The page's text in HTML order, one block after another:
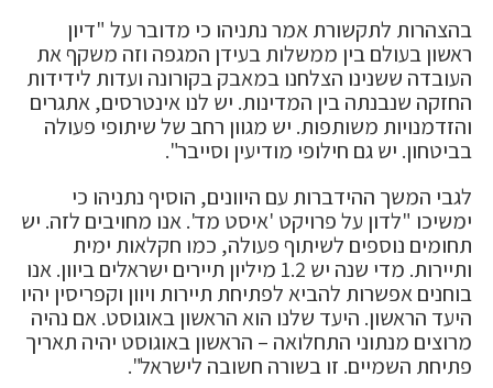
בהצהרות לתקשורת אמר נתניהו כי מדובר על "דיון
ראשון בעולם בין ממשלות בעידן המגפה וזה משקף את
העובדה ששנינו הצלחנו במאבק בקורונה ועדות לידידות
החזקה שנבנתה בין המדינות. יש לנו אינטרסים, אתגרים
והזדמנויות משותפות. יש מגוון רחב של שיתופי פעולה
בביטחון. יש גם חילופי מודיעין וסייבר".
לגבי המשך ההידברות עם היוונים, הוסיף נתניהו כי
ימשיכו "לדון על פרויקט 'איסט מד'. אנו מחויבים לזה. יש
תחומים נוספים לשיתוף פעולה, כמו חקלאות ימית
ותיירות. מדי שנה יש 1.2 מיליון תיירים ישראלים ביוון. אנו
בוחנים אפשרות להביא לפתיחת תיירות ויוון וקפריסין יהיו
היעד הראשון. היעד שלנו הוא הראשון באוגוסט. אם נהיה
מרוצים מנתוני התחלואה – הראשון באוגוסט יהיה תאריך
פתיחת השמיים. זו בשורה חשובה לישראל".